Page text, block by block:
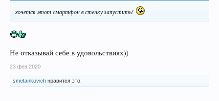
хочется этот смартфон в стенку запустить!
Не отказывай себе в удовольствиях))
23 фев 2020
smetankovich нравится это.